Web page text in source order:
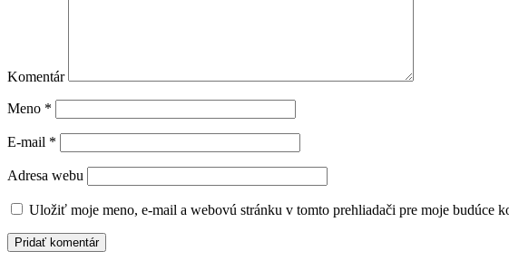
Komentár
Meno *
E-mail *
Adresa webu
Uložiť moje meno, e-mail a webovú stránku v tomto prehliadači pre moje budúce